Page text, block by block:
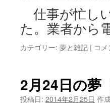
仕事が忙し
た。業者から
カテゴリー: 夢と雑記 | 2
日
の
夢
コ
2月24日の夢
投稿日: 2014年2月25日 作